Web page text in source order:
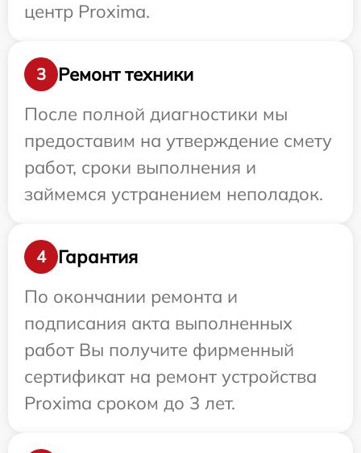
центр Proxima.
3
Ремонт техники
После полной диагностики мы
предоставим на утверждение смету
работ, сроки выполнения и
займемся устранением неполадок.
4
Гарантия
По окончании ремонта и
подписания акта выполненных
работ Вы получите фирменный
сертификат на ремонт устройства
Proxima сроком до 3 лет.